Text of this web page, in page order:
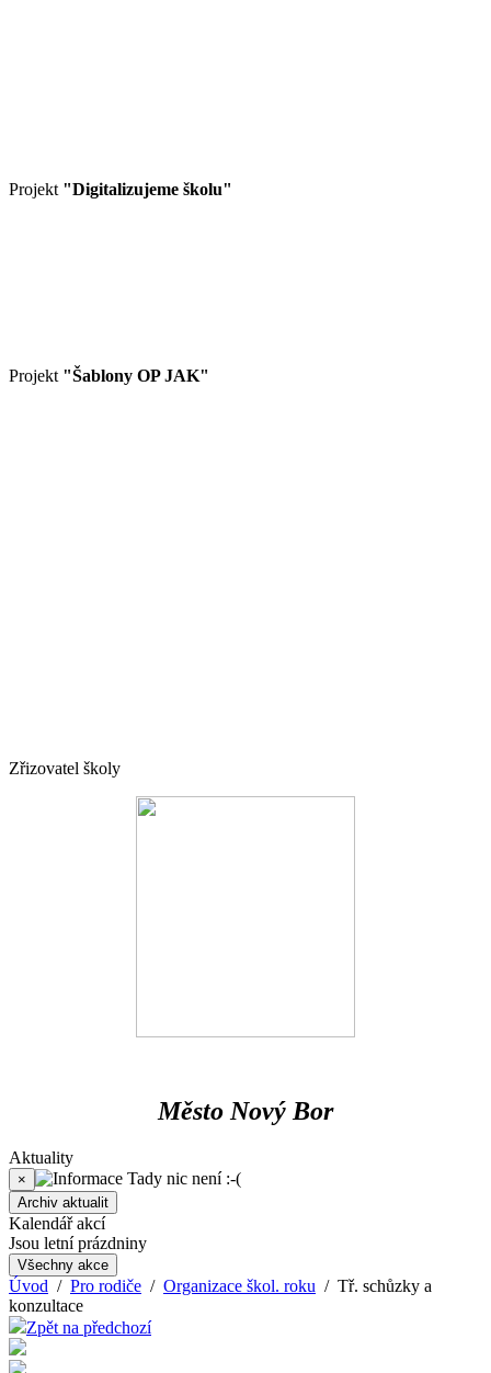
Projekt "Digitalizujeme školu"
Projekt "Šablony OP JAK"
Zřizovatel školy
Město Nový Bor
Aktuality
× Tady nic není :-(
Archiv aktualit
Kalendář akcí
Jsou letní prázdniny
Všechny akce
Úvod / Pro rodiče / Organizace škol. roku / Tř. schůzky a
konzultace
Zpět na předchozí